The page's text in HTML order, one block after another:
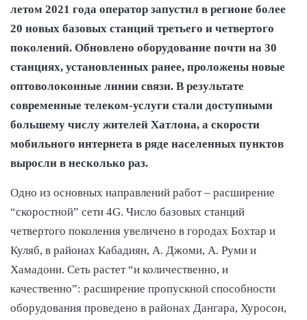
летом 2021 года оператор запустил в регионе более
20 новых базовых станций третьего и четвертого
поколений. Обновлено оборудование почти на 30
станциях, установленных ранее, проложены новые
оптоволоконные линии связи. В результате
современные телеком-услуги стали доступными
большему числу жителей Хатлона, а скорости
мобильного интернета в ряде населенных пунктов
выросли в несколько раз.
Одно из основных направлений работ – расширение
“скоростной” сети 4G. Число базовых станций
четвертого поколения увеличено в городах Бохтар и
Куляб, в районах Кабадиян, А. Джоми, А. Руми и
Хамадони. Сеть растет “и количественно, и
качественно”: расширение пропускной способности
оборудования проведено в районах Дангара, Хуросон,